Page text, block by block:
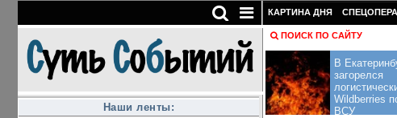
Наши ленты:
КАРТИНА ДНЯ
ПОИСК ПО САЙТУ
В
загорелся
Wildberries
ВСУ